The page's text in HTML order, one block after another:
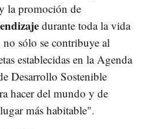
la promoción de
durante toda la vida
no sólo se contribuye al
establecidas en la Agenda
Desarrollo Sostenible
hacer del mundo y de
más habitable".